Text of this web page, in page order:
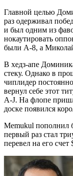
Главной целью
раз одерживал
и был одним из
нокаутировать
были А-8, а
В хедз-апе
стеку. Однако в
чиплидер
вернул себе этот
А-J. На флопе
доске появился
Memukul пополнил
первый раз стал
перевел на его счет